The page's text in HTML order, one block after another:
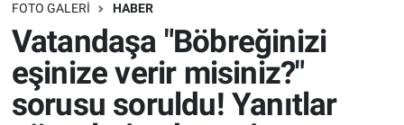
FOTO GALERI HABER
Vatandaşa "Böbreğinizi
eşinize verir misiniz?"
sorusu soruldu! Yanıtlar
Bilim turu
Bilim ve Teknoloji Evreni
Doğa Konuşuyor
Dünya
Teknoloji
Sağlık
Trafik Durumu
Süper Lig Puan Durumu ve Fikstür
Tüm Manşetler